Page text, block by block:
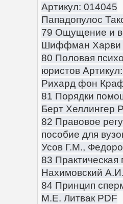
Артикул: 014045
Пападопулос
79 Ощущение и
Шиффман Харви
80 Половая
юристов
Рихард фон
81 Порядки
Берт Хеллингер
82 Правовое
пособие для
Усов Г.М.,
83 Практическая
Нахимовский
84 Принцип
М.Е. Литвак PDF